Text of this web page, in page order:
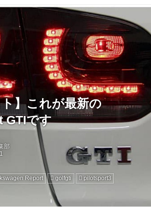
】これが最新の
GTIです
部
Report golfgti
pilotsport3